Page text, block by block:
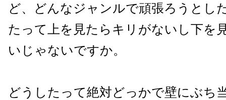
ど、どんなジャンルで頑張ろうとし
たって上を見たらキリがないし下を
いじゃないですか。
どうしたって絶対どっかで壁にぶち